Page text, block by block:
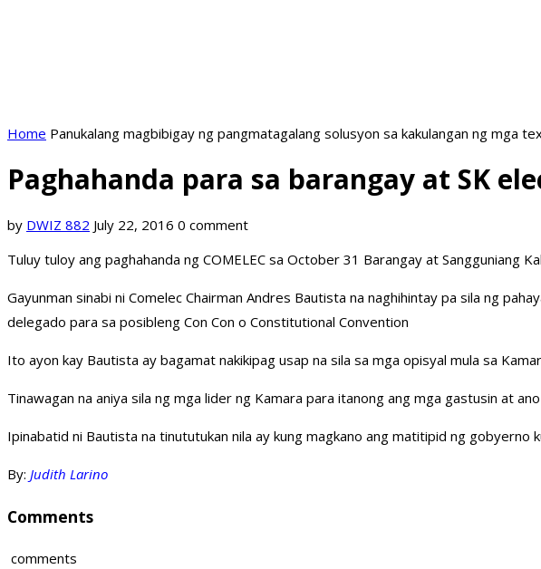
Home Panukalang magbibigay ng pangmatagalang solusyon sa kakulangan ng mga
Paghahanda para sa barangay at SK
by DWIZ 882 July 22, 2016 0 comment
Tuluy tuloy ang paghahanda ng COMELEC sa October 31 Barangay at Sangguniang
Gayunman sinabi ni Comelec Chairman Andres Bautista na naghihintay pa sila ng
delegado para sa posibleng Con Con o Constitutional Convention
Ito ayon kay Bautista ay bagamat nakikipag usap na sila sa mga opisyal mula sa
Tinawagan na aniya sila ng mga lider ng Kamara para itanong ang mga gastusin at
Ipinabatid ni Bautista na tinututukan nila ay kung magkano ang matitipid ng
By: Judith Larino
Comments
comments